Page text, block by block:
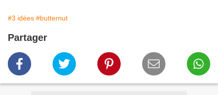
#3 idées #butternut
Partager